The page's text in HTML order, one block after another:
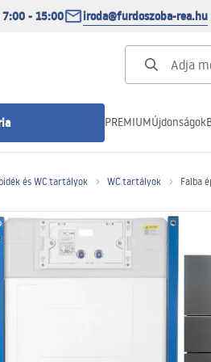
- 15:00 iroda@furdoszoba-rea.hu
PREMIUMÚjdonságok
és WC tartályok WC tartályok Falba